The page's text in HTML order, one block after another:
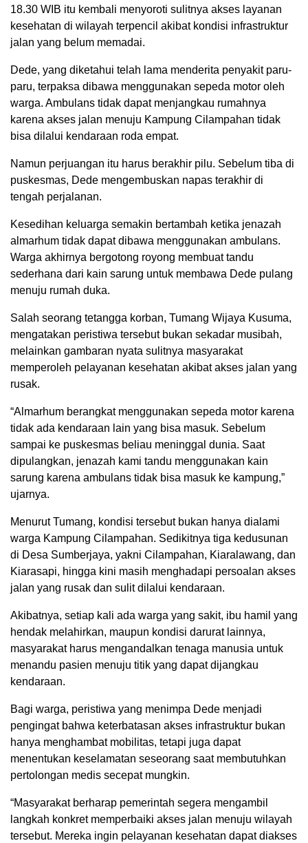
18.30 WIB itu kembali menyoroti sulitnya akses layanan
kesehatan di wilayah terpencil akibat kondisi infrastruktur
jalan yang belum memadai.
Dede, yang diketahui telah lama menderita penyakit paru-
paru, terpaksa dibawa menggunakan sepeda motor oleh
warga. Ambulans tidak dapat menjangkau rumahnya
karena akses jalan menuju Kampung Cilampahan tidak
bisa dilalui kendaraan roda empat.
Namun perjuangan itu harus berakhir pilu. Sebelum tiba di
puskesmas, Dede mengembuskan napas terakhir di
tengah perjalanan.
Kesedihan keluarga semakin bertambah ketika jenazah
almarhum tidak dapat dibawa menggunakan ambulans.
Warga akhirnya bergotong royong membuat tandu
sederhana dari kain sarung untuk membawa Dede pulang
menuju rumah duka.
Salah seorang tetangga korban, Tumang Wijaya Kusuma,
mengatakan peristiwa tersebut bukan sekadar musibah,
melainkan gambaran nyata sulitnya masyarakat
memperoleh pelayanan kesehatan akibat akses jalan yang
rusak.
“Almarhum berangkat menggunakan sepeda motor karena
tidak ada kendaraan lain yang bisa masuk. Sebelum
sampai ke puskesmas beliau meninggal dunia. Saat
dipulangkan, jenazah kami tandu menggunakan kain
sarung karena ambulans tidak bisa masuk ke kampung,”
ujarnya.
Menurut Tumang, kondisi tersebut bukan hanya dialami
warga Kampung Cilampahan. Sedikitnya tiga kedusunan
di Desa Sumberjaya, yakni Cilampahan, Kiaralawang, dan
Kiarasapi, hingga kini masih menghadapi persoalan akses
jalan yang rusak dan sulit dilalui kendaraan.
Akibatnya, setiap kali ada warga yang sakit, ibu hamil yang
hendak melahirkan, maupun kondisi darurat lainnya,
masyarakat harus mengandalkan tenaga manusia untuk
menandu pasien menuju titik yang dapat dijangkau
kendaraan.
Bagi warga, peristiwa yang menimpa Dede menjadi
pengingat bahwa keterbatasan akses infrastruktur bukan
hanya menghambat mobilitas, tetapi juga dapat
menentukan keselamatan seseorang saat membutuhkan
pertolongan medis secepat mungkin.
“Masyarakat berharap pemerintah segera mengambil
langkah konkret memperbaiki akses jalan menuju wilayah
tersebut. Mereka ingin pelayanan kesehatan dapat diakses